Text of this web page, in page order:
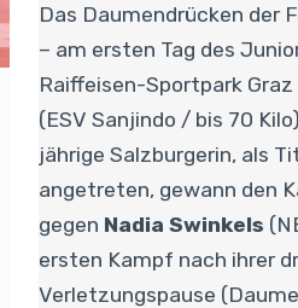
Das Daumendrücken der
– am ersten Tag des
Raiffeisen-Sportpark
(ESV Sanjindo / bis 70
jährige Salzburgerin, als
angetreten, gewann den
gegen Nadia Swinkels
ersten Kampf nach ihrer
Verletzungspause